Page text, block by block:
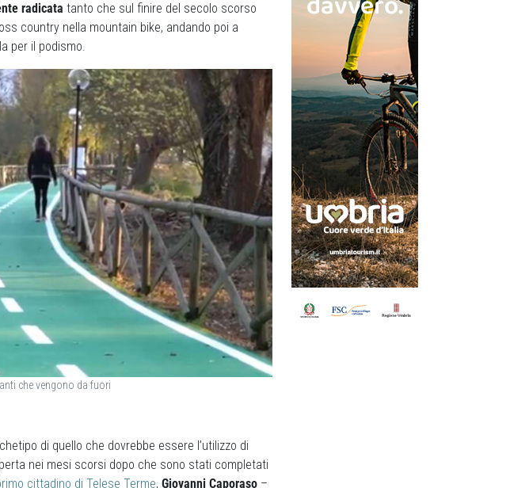
radicata tanto che sul finire del secolo scorso
country nella mountain bike, andando poi a
per il podismo.
che vengono da fuori
di quello che dovrebbe essere l’utilizzo di
nei mesi scorsi dopo che sono stati completati
cittadino di Telese Terme, Giovanni Caporaso –